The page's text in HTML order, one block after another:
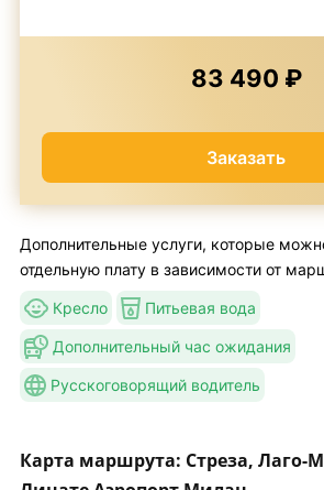
83 490 ₽
Заказать
Дополнительные услуги, которые
отдельную плату в зависимости от
Кресло Питьевая вода
Дополнительный час ожидания
Русскоговорящий водитель
Карта маршрута: Стреза, Лаго-